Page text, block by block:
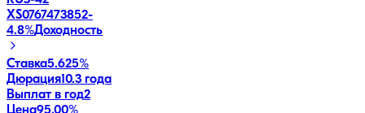
XS0767473852-
4.8%Доходность
Ставка5.625%
Дюрация10.3 года
Выплат в год2
Цена95.00%